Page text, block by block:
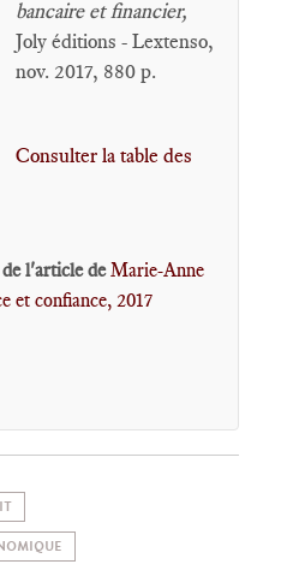
bancaire et financier,
Joly éditions - Lextenso,
nov. 2017, 880 p.
Consulter la table des
l'article deMarie-Anne
et confiance, 2017